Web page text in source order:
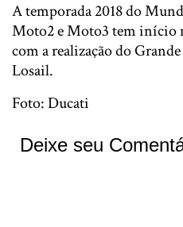
A temporada 2018 do
Moto2 e Moto3 tem início
com a realização do
Losail.
Foto: Ducati
Deixe seu